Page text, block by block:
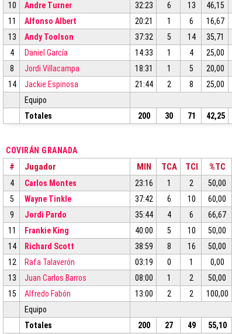
10
Andre Turner 32:23 6 13 46,15
11
Alfonso Albert 20:21 1 6 16,67
13
Andy Toolson 37:32 5 14 35,71
4
Daniel García 14:33 1 4 25,00
8
Jordi Villacampa 18:31 1 5 20,00
14
Jackie Espinosa 21:44 2 8 25,00
Equipo
Totales
200 30 71 42,25
COVIRÁN GRANADA
# Jugador MIN TCA TCI %TC
4 Carlos Montes 23:16 1 2 50,00
5
Wayne Tinkle 37:42 6 10 60,00
9
Jordi Pardo 35:44 4 6 66,67
11
Frankie King 40:00 5 10 50,00
14
Richard Scott 38:59 8 16 50,00
12
Rafa Talaverón 03:19 0 1 0,00
13
Juan Carlos Barros 08:00 1 2 50,00
15
Alfredo Fabón 13:00 2 2 100,00
Equipo
Totales
200 27 49 55,10